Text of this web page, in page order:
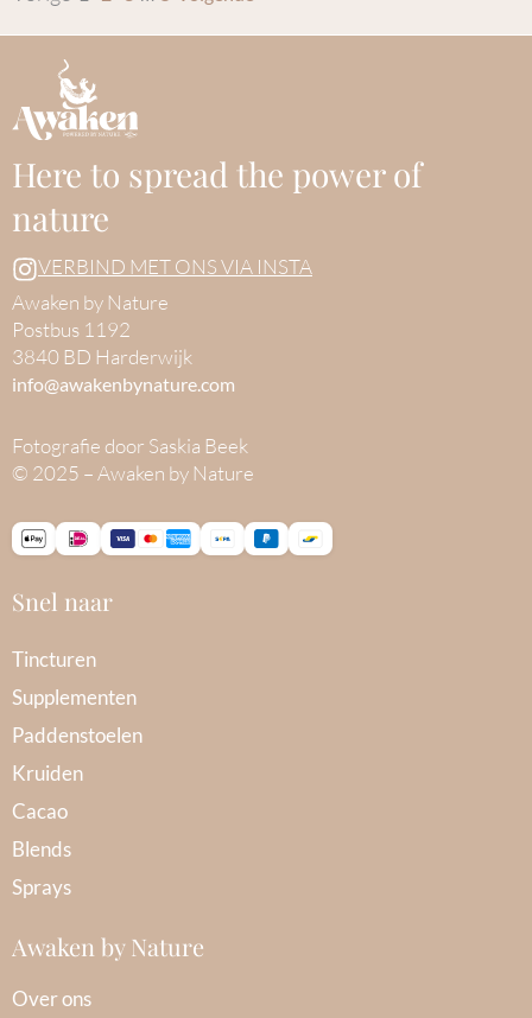
Here to spread the power of
nature
VERBIND MET ONS VIA INSTA
Awaken by Nature
Postbus 1192
3840 BD Harderwijk
info@awakenbynature.com
Fotografie door Saskia Beek
© 2025 – Awaken by Nature
Snel naar
Tincturen
Supplementen
Paddenstoelen
Kruiden
Cacao
Blends
Sprays
Awaken by Nature
Over ons